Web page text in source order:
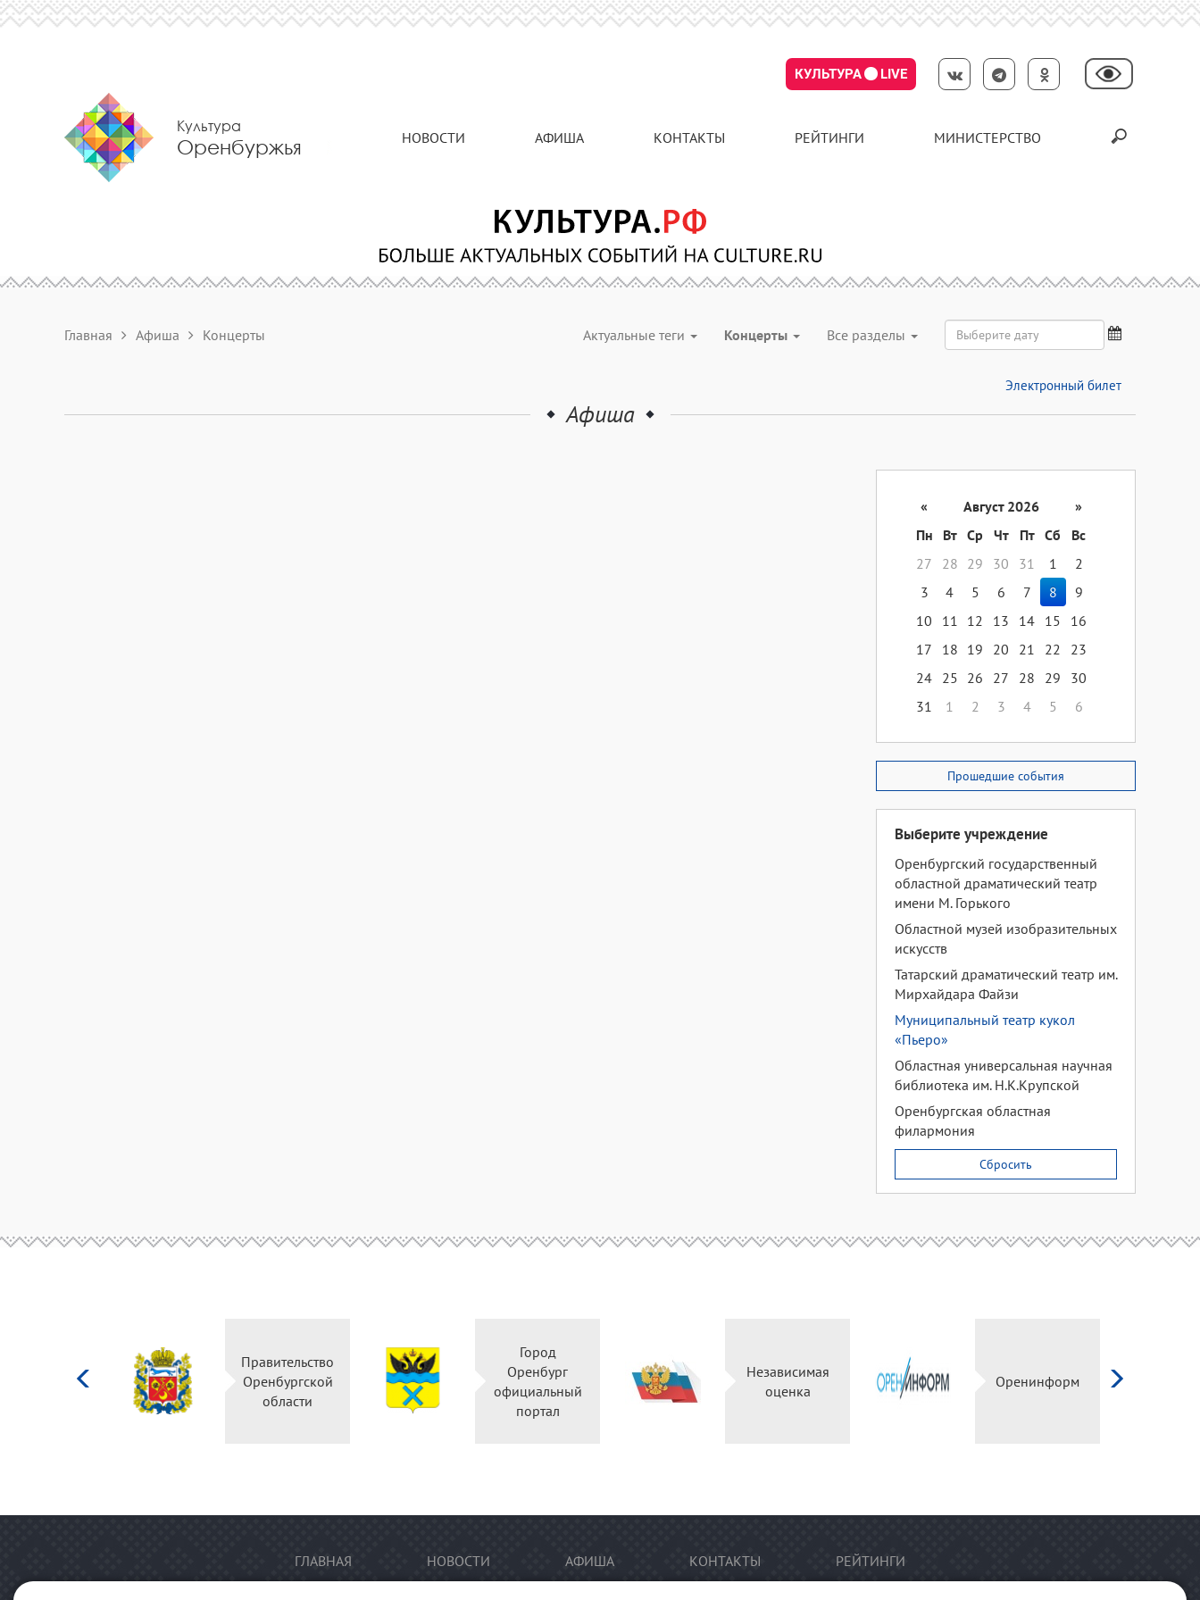
КУЛЬТУРА LIVE
Культура
Оренбуржья НОВОСТИ АФИША КОНТАКТЫ РЕЙТИНГИ МИНИСТЕРСТВО
Главная Афиша Концерты Актуальные теги Концерты Все разделы
Электронный билет
Афиша
« Август 2026
»
Пн
Вт Ср Чт Пт Сб
Вс
27
28 29 30 31 1
2
3
4 5 6 7 8
9
10
11 12 13 14 15
16
17
18 19 20 21 22
23
24 25 26 27 28 29
30
31
1 2 3 4 5 6
Прошедшие события
Выберите учреждение
Оренбургский государственный
областной драматический театр
имени М. Горького
Областной музей изобразительных
искусств
Татарский драматический театр им.
Мирхайдара Файзи
Муниципальный театр кукол
«Пьеро»
Областная универсальная научная
библиотека им. Н.К.Крупской
Оренбургская областная
филармония
Сбросить
Правительство
Оренбургской
области
Город
Оренбург
официальный
портал
Независимая
оценка
Оренинформ
ГЛАВНАЯ НОВОСТИ АФИША КОНТАКТЫ РЕЙТИНГИ